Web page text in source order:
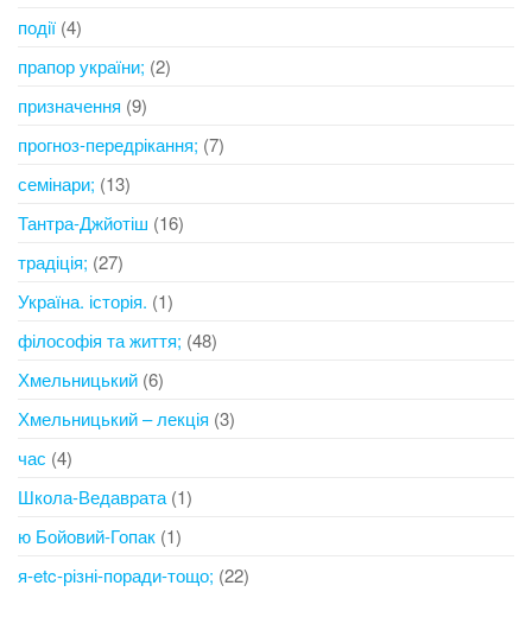
події (4)
прапор україни; (2)
призначення (9)
прогноз-передрікання; (7)
семінари; (13)
Тантра-Джйотіш (16)
традіція; (27)
Україна. історія. (1)
філософія та життя; (48)
Хмельницький (6)
Хмельницький – лекція (3)
час (4)
Школа-Ведаврата (1)
ю Бойовий-Гопак (1)
я-etc-різні-поради-тощо; (22)